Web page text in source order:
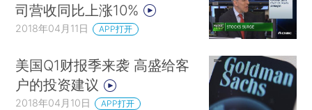
司营收同比上涨10%
2018年04月11日 APP打开
美国Q1财报季来袭 高盛给客
户的投资建议
2018年04月10日 APP打开